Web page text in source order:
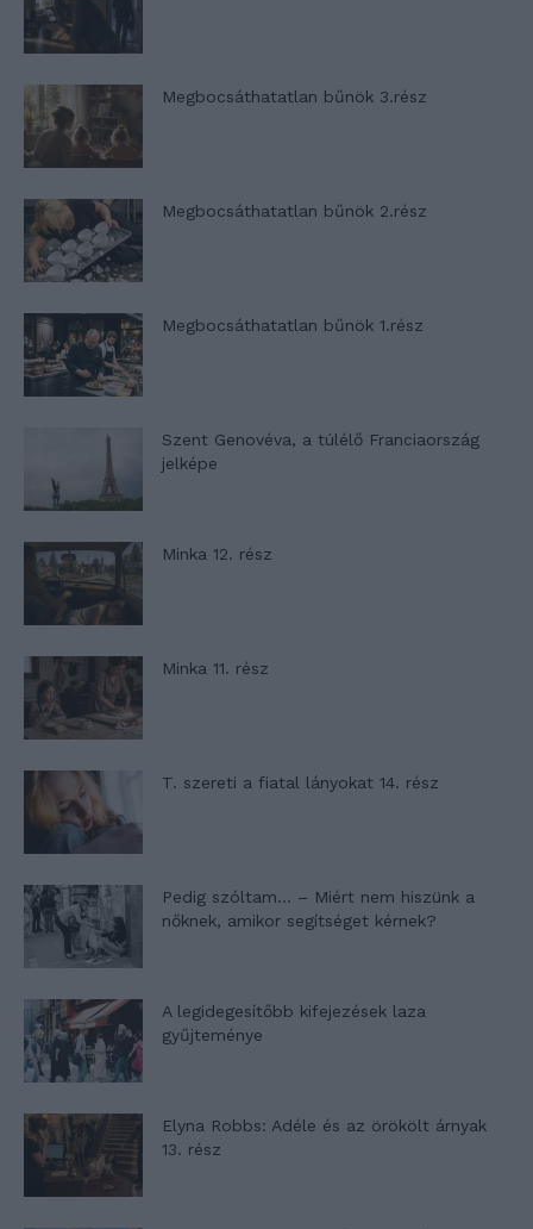
Megbocsáthatatlan bűnök 3.rész
Megbocsáthatatlan bűnök 2.rész
Megbocsáthatatlan bűnök 1.rész
Szent Genovéva, a túlélő Franciaország
jelképe
Minka 12. rész
Minka 11. rész
T. szereti a fiatal lányokat 14. rész
Pedig szóltam… – Miért nem hiszünk a
nőknek, amikor segítséget kérnek?
A legidegesítőbb kifejezések laza
gyűjteménye
Elyna Robbs: Adéle és az örökölt árnyak
13. rész